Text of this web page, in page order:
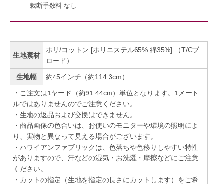
裁断手数料 なし
生地素材
ポリ/コットン [ポリエステル65% 綿35%] （T/Cブ
ロード）
生地幅 約45インチ（約114.3cm）
・ご注文は1ヤード（約91.44cm）単位となります。1メート
ルではありませんのでご注意ください。
・生地の返品および交換はできません。
・商品画像の色合いは、お使いのモニターや環境の照明によ
り、実物と異なって見える場合がございます。
・ハワイアンファブリックは、色落ちや色移りしやすい特性
がありますので、汗などの湿気・お洗濯・摩擦などにご注意
ください。
・カットの指定（生地を指定の長さにカットします）をご希